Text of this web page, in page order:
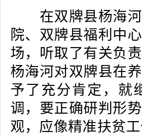
在双牌县杨海河
院、双牌县福利中
场，听取了有关负
杨海河对双牌县在
予了充分肯定，就
调，要正确研判形
观，应像精准扶贫